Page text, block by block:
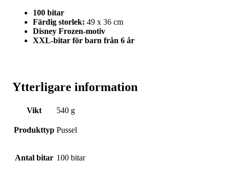
100 bitar
Färdig storlek: 49 x 36 cm
Disney Frozen-motiv
XXL-bitar för barn från 6 år
Ytterligare information
Vikt 540 g
Produkttyp Pussel
Antal bitar 100 bitar